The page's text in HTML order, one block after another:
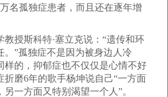
名孤独症患者，而且还在逐年增
教授斯科特·塞立克说：“遗传和环
。”孤独症不是因为被身边人冷
样的，抑郁症也不仅仅是心情不好
折磨6年的歌手杨坤说自己“一方面
一方面又特别渴望一个人”。